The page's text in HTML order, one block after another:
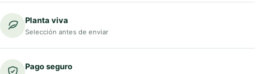
Planta viva
Selección antes de enviar
Pago seguro